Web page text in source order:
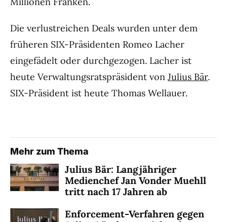
Die verlustreichen Deals wurden unter dem
früheren SIX-Präsidenten Romeo Lacher
eingefädelt oder durchgezogen. Lacher ist
heute Verwaltungsratspräsident von Julius Bär.
SIX-Präsident ist heute Thomas Wellauer.
Mehr zum Thema
Julius Bär: Langjähriger
Medienchef Jan Vonder Muehll
tritt nach 17 Jahren ab
Enforcement-Verfahren gegen